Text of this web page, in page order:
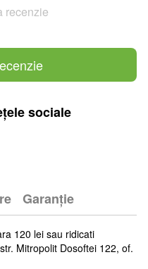
recenzie
sociale
Garanție
120 lei sau ridicati
Mitropolit Dosoftei 122, of.